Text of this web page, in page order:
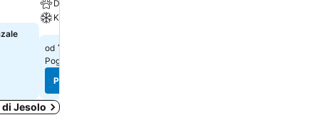
Dozvoljeni kućni ljubimci
Klima
od 141 €
Pogledaj cene sa
Pogledaj cene
di Jesolo